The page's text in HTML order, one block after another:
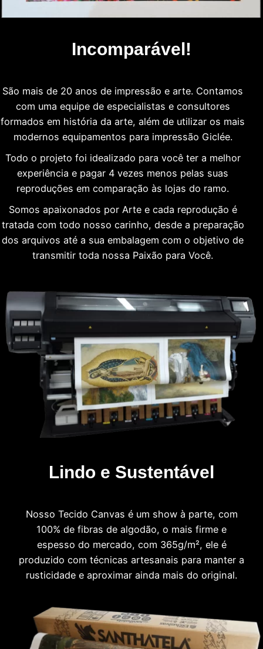
Incomparável!
São mais de 20 anos de impressão e arte. Contamos
com uma equipe de especialistas e consultores
formados em história da arte, além de utilizar os mais
modernos equipamentos para impressão Giclée.
Todo o projeto foi idealizado para você ter a melhor
experiência e pagar 4 vezes menos pelas suas
reproduções em comparação às lojas do ramo.
Somos apaixonados por Arte e cada reprodução é
tratada com todo nosso carinho, desde a preparação
dos arquivos até a sua embalagem com o objetivo de
transmitir toda nossa Paixão para Você.
Lindo e Sustentável
Nosso Tecido Canvas é um show à parte, com
100% de fibras de algodão, o mais firme e
espesso do mercado, com 365g/m², ele é
produzido com técnicas artesanais para manter a
rusticidade e aproximar ainda mais do original.